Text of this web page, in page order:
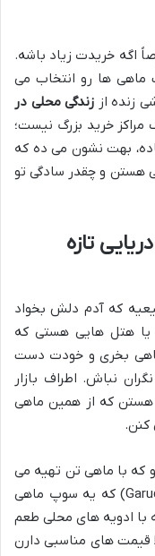
خریدت زیاد باشه.
ماهی ها رو انتخاب می
زنده از زندگی محلی در
خرید بزرگ نیست؛
بهت نشون می ده که
هستن و چقدر سادگی تو
تازه
که آدم دلش بخواد
یا هتل هایی هستی که
ماهی بخری و خودت دست
نباش. اطراف بازار
هستن که از همین ماهی
کنن.
که با ماهی تن تهیه می
شن رو امتحان کنی. مثل «گارودیا» (Garudhiya) که یه سوپ ماهی
با ادویه های محلی طعم
قیمت های مناسبی دارن